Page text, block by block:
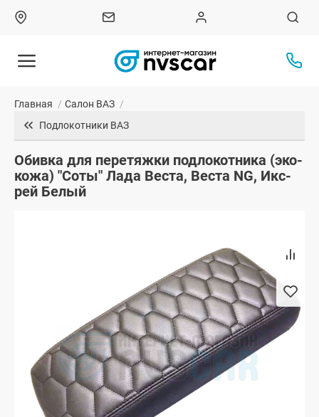
Главная / Салон ВАЗ /
Подлокотники ВАЗ
Обивка для перетяжки подлокотника (эко-
кожа) "Соты" Лада Веста, Веста NG, Икс-
рей Белый